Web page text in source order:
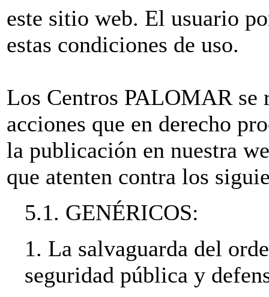
este sitio web. El usuario
estas condiciones de uso.
Los Centros PALOMAR se
acciones que en derecho
la publicación en nuestra
que atenten contra los
5.1. GENÉRICOS:
1. La salvaguarda del
seguridad pública y